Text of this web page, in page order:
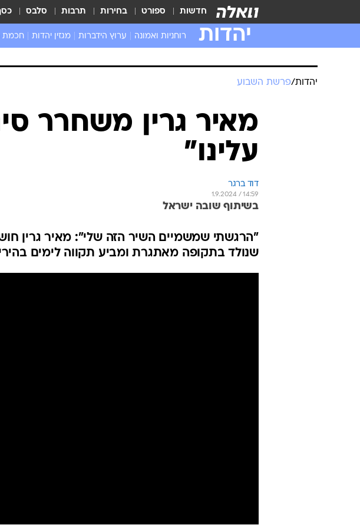
חדשות ספורט בחירות תרבות סלבס
יהדות רוחניות ואמונה ערוץ הידברות מגזין יהדות חכמת
יהדות/פרשת השבוע
מאיר גרין משחרר
עלינו"
דוד ברגר
1.9.2024 / 14:59
בשיתוף שובה ישראל
"הרגשתי שמשמיים השיר הזה שלי": מאיר גרין
שנולד בתקופה מאתגרת ומביע תקווה לימים